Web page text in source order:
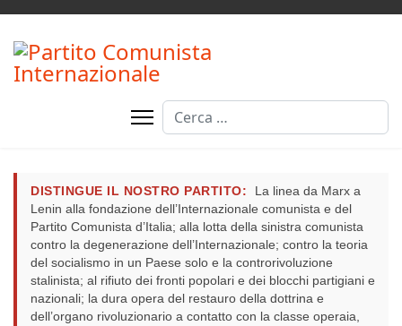
Cerca
DISTINGUE IL NOSTRO PARTITO:
La linea da Marx a
Lenin alla fondazione dell’Internazionale comunista e del
Partito Comunista d’Italia; alla lotta della sinistra comunista
contro la degenerazione dell’Internazionale; contro la teoria
del socialismo in un Paese solo e la controrivoluzione
stalinista; al rifiuto dei fronti popolari e dei blocchi partigiani e
nazionali; la dura opera del restauro della dottrina e
dell’organo rivoluzionario a contatto con la classe operaia,